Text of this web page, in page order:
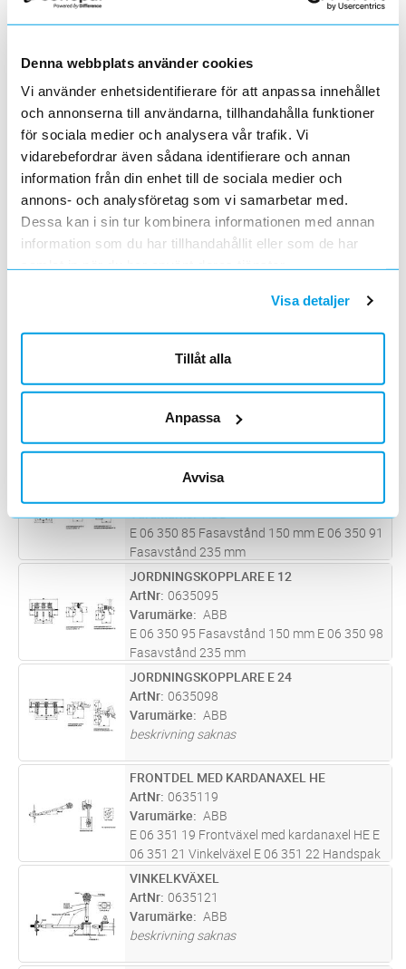
Denna webbplats använder cookies
Vi använder enhetsidentifierare för att anpassa innehållet
och annonserna till användarna, tillhandahålla funktioner
för sociala medier och analysera vår trafik. Vi
vidarebefordrar även sådana identifierare och annan
information från din enhet till de sociala medier och
annons- och analysföretag som vi samarbetar med.
Dessa kan i sin tur kombinera informationen med annan
information som du har tillhandahållit eller som de har
samlat in när du har använt deras tjänster.
Visa detaljer
Tillåt alla
Anpassa
Avvisa
beskrivning saknas
SÄKRINGSKLÄMMA FÖR CEF/CMF
ArtNr 0635040
Varumärke ABB
beskrivning saknas
ST Lägg i kundvagn
LAGER F HE, MED SPÄRRSP 110VDC
ArtNr
0635041
Varumärke
beskrivning saknas
VINKELVÄXELSTÖD
beskrivning saknas
ST Lägg i kundvagn
ArtNr 0635047
Varumärke ABB
modulär utformning med omfattande
funktionalitet. Märkspänning upp till 36 kV
lastfrånskiljare är en lösning för til...läs mer
Lägg i kundvagn
JORDNINGSKOPPLARE E 12
Varumärke ABB
E 06 350 85 Fasavstånd 150 mm E 06 350 91
Fasavstånd 235 mm
ST Lägg i kundvagn
JORDNINGSKOPPLARE E 12
ArtNr 0635095
Varumärke
ABB
E 06 350 95 Fasavstånd 150 mm E 06 350 98
Fasavstånd 235 mm
ST Lägg i kundvagn
JORDNINGSKOPPLARE E 24
ArtNr 0635098
Varumärke
ABB
beskrivning saknas
ST Lägg i kundvagn
FRONTDEL MED KARDANAXEL HE
ArtNr 0635119
Varumärke
ABB
E 06 351 19 Frontväxel med kardanaxel HE E
06 351 21 Vinkelväxel E 06 351 22 Handspak
HE
ST Lägg i kundvagn
VINKELKVÄXEL
ArtNr 0635121
Varumärke
ABB
beskrivning saknas